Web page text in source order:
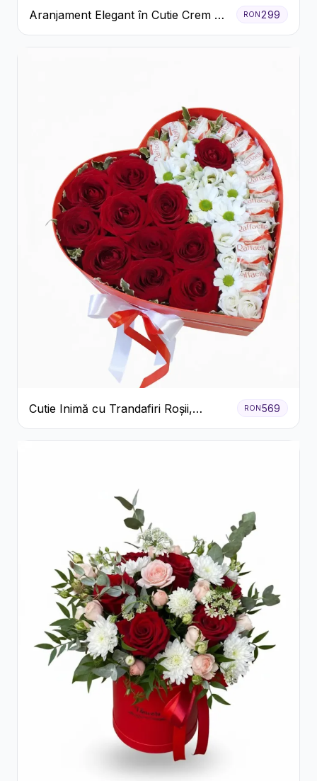
Aranjament Elegant în Cutie Crem cu
Crizanteme și Trandafiri
RON299
Cutie Inimă cu Trandafiri Roșii,
Crizanteme Albe și Bomboane
Raffaello
RON569